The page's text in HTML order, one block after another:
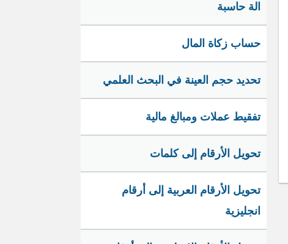
الة حاسبة
حساب زكاة المال
تحديد حجم العينة في البحث العلمي
تفقيط عملات ومبالغ مالية
تحويل الأرقام إلى كلمات
تحويل الأرقام العربية إلى أرقام
انجليزية